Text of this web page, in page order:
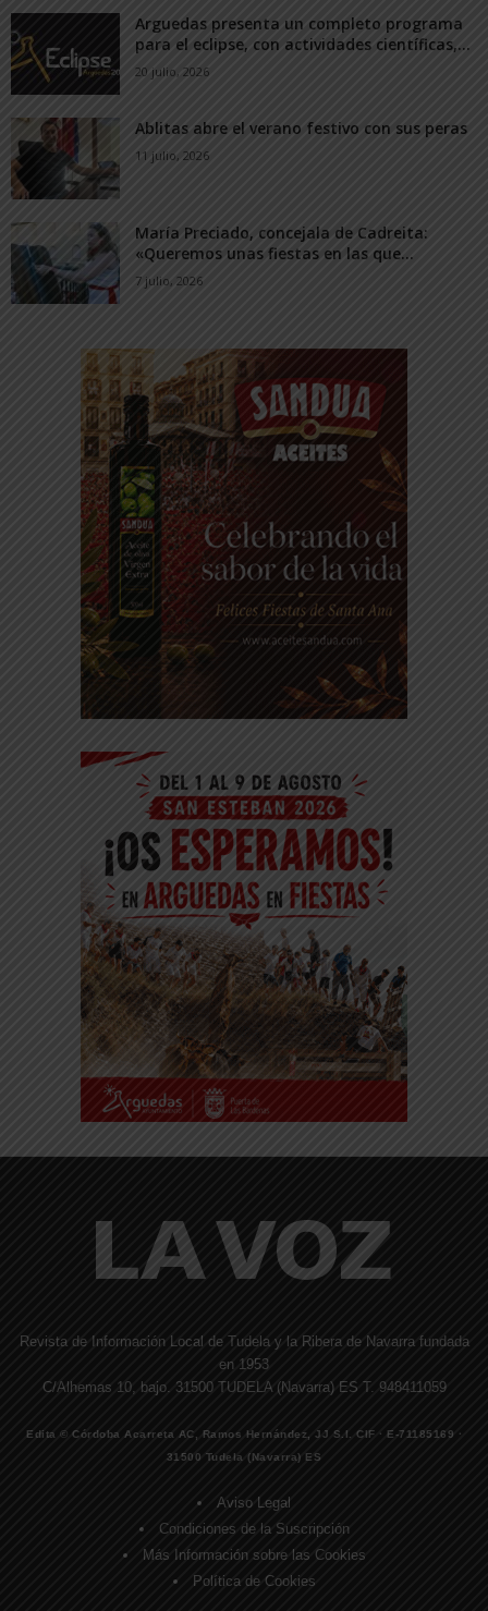
Arguedas presenta un completo programa
para el eclipse, con actividades científicas,...
20 julio, 2026
Ablitas abre el verano festivo con sus peras
11 julio, 2026
María Preciado, concejala de Cadreita:
«Queremos unas fiestas en las que...
7 julio, 2026
Revista de Información Local de Tudela y la Ribera de Navarra fundada
en 1953
C/Alhemas 10, bajo. 31500 TUDELA (Navarra) ES T. 948411059
Edita © Córdoba Acarreta AC, Ramos Hernández, JJ S.I. CIF · E-71185169 ·
31500 Tudela (Navarra) ES
Aviso Legal
Condiciones de la Suscripción
Más Información sobre las Cookies
Política de Cookies